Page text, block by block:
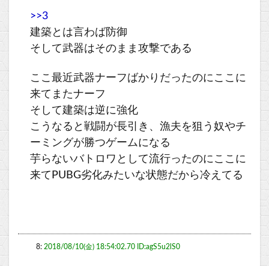
>>3
建築とは言わば防御
そして武器はそのまま攻撃である
ここ最近武器ナーフばかりだったのにここに
来てまたナーフ
そして建築は逆に強化
こうなると戦闘が長引き、漁夫を狙う奴やチ
ーミングが勝つゲームになる
芋らないバトロワとして流行ったのにここに
来てPUBG劣化みたいな状態だから冷えてる
8: 2018/08/10(金) 18:54:02.70 ID:agS5u2lS0